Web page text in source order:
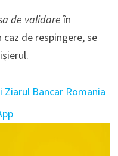
de validareîn
caz de respingere, se
Bancar Romania